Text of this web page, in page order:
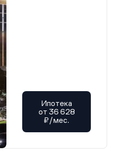
Ипотека
от 36 628
₽/мес.